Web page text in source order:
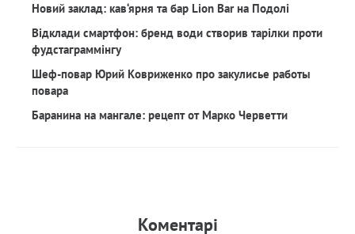
Новий заклад: кав‘ярня та бар Lion Bar на Подолі
Відклади смартфон: бренд води створив тарілки проти
фудстаграммінгу
Шеф-повар Юрий Ковриженко про закулисье работы
повара
Баранина на мангале: рецепт от Марко Черветти
Коментарi